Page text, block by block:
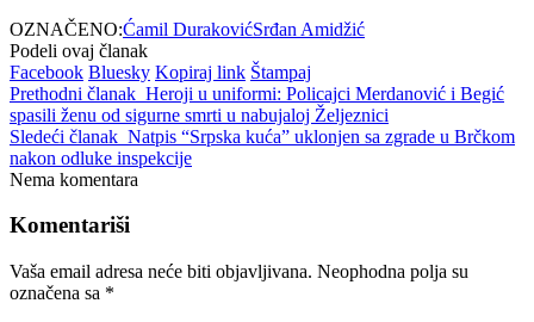
OZNAČENO:Ćamil DurakovićSrđan Amidžić
Podeli ovaj članak
Facebook Bluesky Kopiraj link Štampaj
Prethodni članak Heroji u uniformi: Policajci Merdanović i Begić
spasili ženu od sigurne smrti u nabujaloj Željeznici
Sledeći članak Natpis “Srpska kuća” uklonjen sa zgrade u Brčkom
nakon odluke inspekcije
Nema komentara
Komentariši
Vaša email adresa neće biti objavljivana. Neophodna polja su
označena sa *